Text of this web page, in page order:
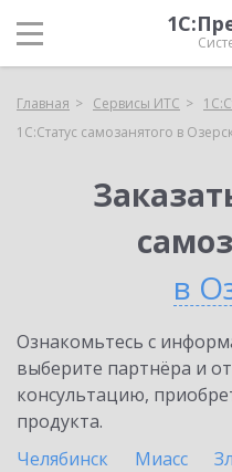
Главная Сервисы ИТС
1С:Статус самозанятого в
в
Ознакомьтесь с
выберите партнёра и
консультацию,
продукта.
Челябинск
Миасс